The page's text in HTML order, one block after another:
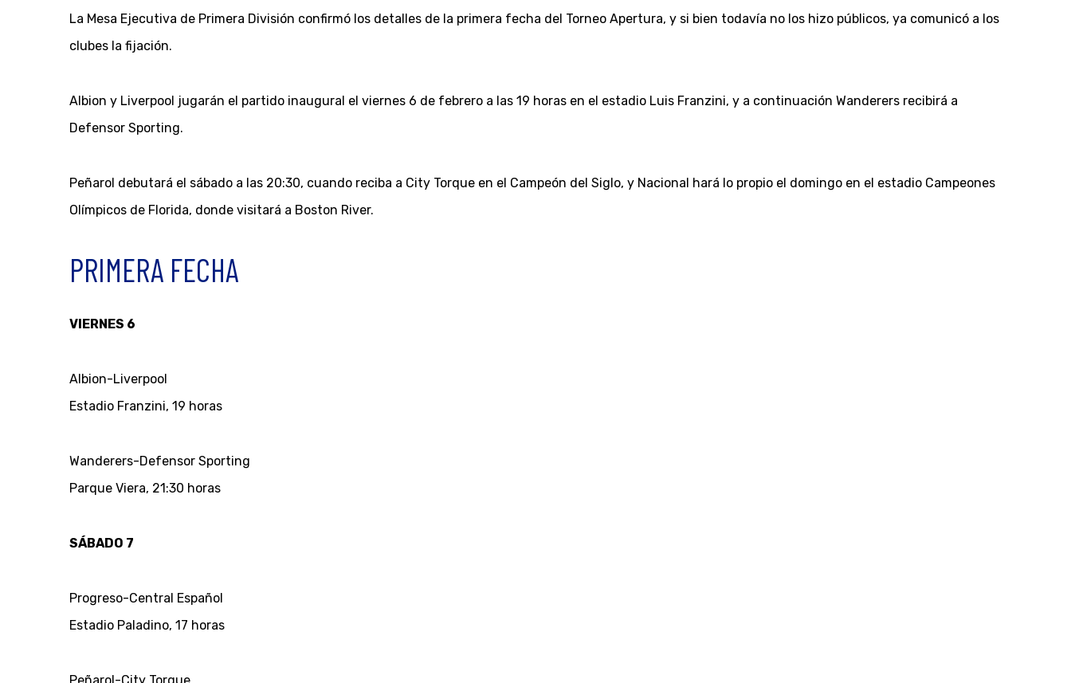
La Mesa Ejecutiva de Primera División confirmó los detalles de la primera fecha del Torneo Apertura, y si bien todavía no los hizo públicos, ya comunicó a los
clubes la fijación.
Albion y Liverpool jugarán el partido inaugural el viernes 6 de febrero a las 19 horas en el estadio Luis Franzini, y a continuación Wanderers recibirá a
Defensor Sporting.
Peñarol debutará el sábado a las 20:30, cuando reciba a City Torque en el Campeón del Siglo, y Nacional hará lo propio el domingo en el estadio Campeones
Olímpicos de Florida, donde visitará a Boston River.
PRIMERA FECHA
VIERNES 6
Albion-Liverpool
Estadio Franzini, 19 horas
Wanderers-Defensor Sporting
Parque Viera, 21:30 horas
SÁBADO 7
Progreso-Central Español
Estadio Paladino, 17 horas